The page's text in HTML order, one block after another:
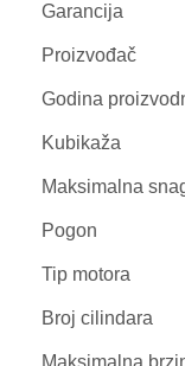
Garancija
Proizvođač
Godina
Kubikaža
Maksimalna
Pogon
Tip motora
Broj cilindara